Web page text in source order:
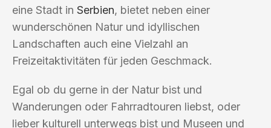
eine Stadt in Serbien, bietet neben einer
wunderschönen Natur und idyllischen
Landschaften auch eine Vielzahl an
Freizeitaktivitäten für jeden Geschmack.
Egal ob du gerne in der Natur bist und
Wanderungen oder Fahrradtouren liebst, oder
lieber kulturell unterwegs bist und Museen und